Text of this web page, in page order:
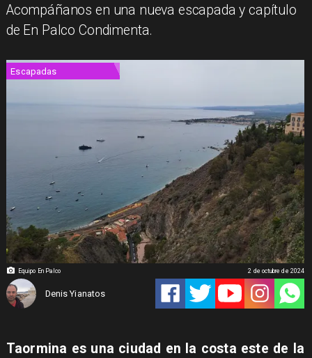
Acompáñanos en una nueva escapada y capítulo
de En Palco Condimenta.
Equipo En Palco
Escapadas
Denis Yianatos
2 de octubre de 2024
​Taormina es una ciudad en la costa este de la